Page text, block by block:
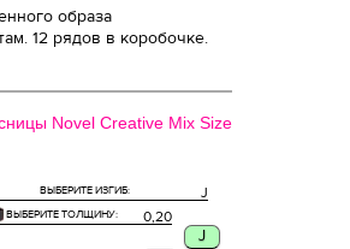
образа
12 рядов в коробочке.
Novel Creative Mix Size
J
ВЫБЕРИТЕ ИЗГИБ:
0,20
ВЫБЕРИТЕ ТОЛЩИНУ:
J